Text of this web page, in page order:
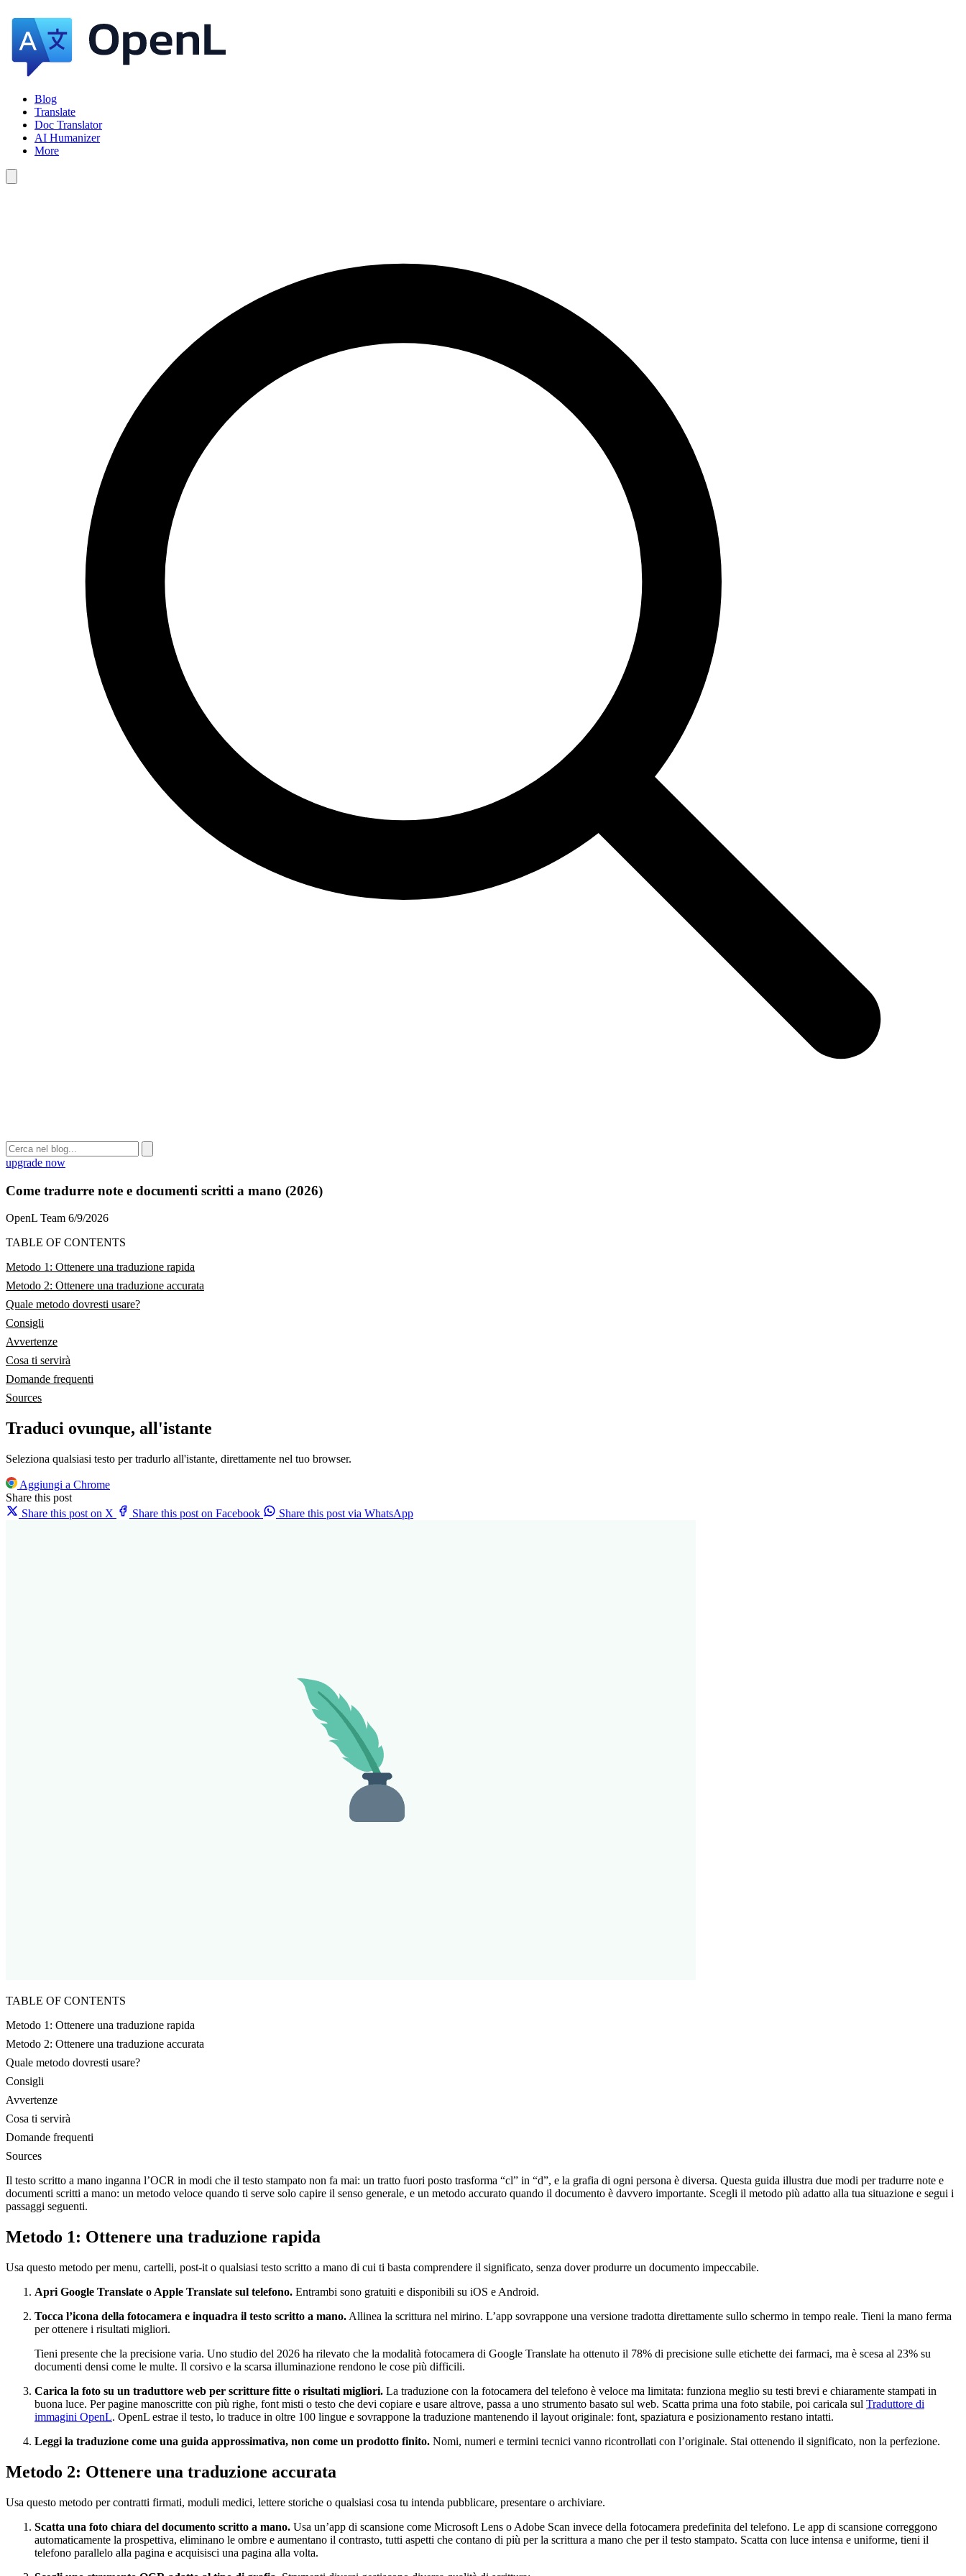
Blog
Translate
Doc Translator
AI Humanizer
More
upgrade now
Come tradurre note e documenti scritti a mano (2026)
OpenL Team 6/9/2026
TABLE OF CONTENTS
Metodo 1: Ottenere una traduzione rapida
Metodo 2: Ottenere una traduzione accurata
Quale metodo dovresti usare?
Consigli
Avvertenze
Cosa ti servirà
Domande frequenti
Sources
Traduci ovunque, all'istante
Seleziona qualsiasi testo per tradurlo all'istante, direttamente nel tuo browser.
Aggiungi a Chrome
Share this post
Share this post on X
Share this post on Facebook Share this post via WhatsApp
TABLE OF CONTENTS
Metodo 1: Ottenere una traduzione rapida
Metodo 2: Ottenere una traduzione accurata
Quale metodo dovresti usare?
Consigli
Avvertenze
Cosa ti servirà
Domande frequenti
Sources
Il testo scritto a mano inganna l’OCR in modi che il testo stampato non fa mai: un tratto fuori posto trasforma “cl” in “d”, e la grafia di ogni persona è diversa. Questa guida illustra due modi per tradurre note e
documenti scritti a mano: un metodo veloce quando ti serve solo capire il senso generale, e un metodo accurato quando il documento è davvero importante. Scegli il metodo più adatto alla tua situazione e segui i
passaggi seguenti.
Metodo 1: Ottenere una traduzione rapida
Usa questo metodo per menu, cartelli, post-it o qualsiasi testo scritto a mano di cui ti basta comprendere il significato, senza dover produrre un documento impeccabile.
Apri Google Translate o Apple Translate sul telefono. Entrambi sono gratuiti e disponibili su iOS e Android.
Tocca l’icona della fotocamera e inquadra il testo scritto a mano. Allinea la scrittura nel mirino. L’app sovrappone una versione tradotta direttamente sullo schermo in tempo reale. Tieni la mano ferma
per ottenere i risultati migliori.
Tieni presente che la precisione varia. Uno studio del 2026 ha rilevato che la modalità fotocamera di Google Translate ha ottenuto il 78% di precisione sulle etichette dei farmaci, ma è scesa al 23% su
documenti densi come le multe. Il corsivo e la scarsa illuminazione rendono le cose più difficili.
Carica la foto su un traduttore web per scritture fitte o risultati migliori. La traduzione con la fotocamera del telefono è veloce ma limitata: funziona meglio su testi brevi e chiaramente stampati in
buona luce. Per pagine manoscritte con più righe, font misti o testo che devi copiare e usare altrove, passa a uno strumento basato sul web. Scatta prima una foto stabile, poi caricala sul Traduttore di
immagini OpenL. OpenL estrae il testo, lo traduce in oltre 100 lingue e sovrappone la traduzione mantenendo il layout originale: font, spaziatura e posizionamento restano intatti.
Leggi la traduzione come una guida approssimativa, non come un prodotto finito. Nomi, numeri e termini tecnici vanno ricontrollati con l’originale. Stai ottenendo il significato, non la perfezione.
Metodo 2: Ottenere una traduzione accurata
Usa questo metodo per contratti firmati, moduli medici, lettere storiche o qualsiasi cosa tu intenda pubblicare, presentare o archiviare.
Scatta una foto chiara del documento scritto a mano. Usa un’app di scansione come Microsoft Lens o Adobe Scan invece della fotocamera predefinita del telefono. Le app di scansione correggono
automaticamente la prospettiva, eliminano le ombre e aumentano il contrasto, tutti aspetti che contano di più per la scrittura a mano che per il testo stampato. Scatta con luce intensa e uniforme, tieni il
telefono parallelo alla pagina e acquisisci una pagina alla volta.